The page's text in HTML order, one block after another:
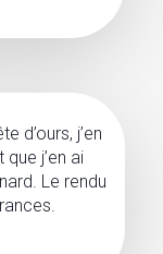
d’ours, j’en
j’en ai
Le rendu